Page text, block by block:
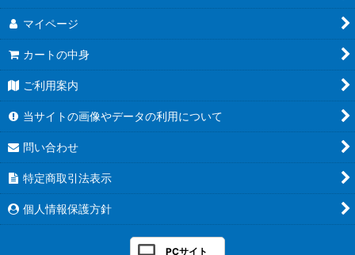
マイページ
カートの中身
ご利用案内
当サイトの画像やデータの利用について
問い合わせ
特定商取引法表示
個人情報保護方針
PCサイト